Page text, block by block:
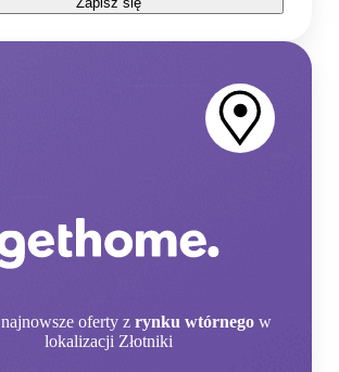
najnowsze oferty z rynku wtórnego w
lokalizacji Złotniki